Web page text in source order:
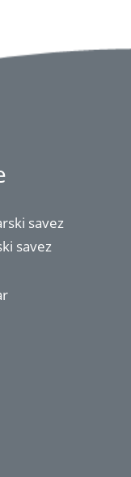
savez
savez